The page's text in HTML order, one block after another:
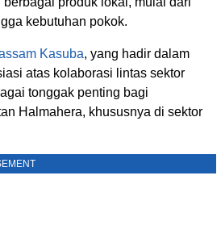
kebutuhan pokok.
Kasuba, yang hadir dalam
atas kolaborasi lintas sektor
tonggak penting bagi
Halmahera, khususnya di sektor